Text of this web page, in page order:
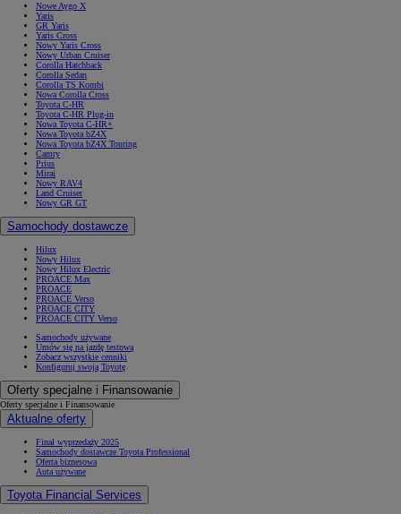
Nowe Aygo X
Yaris
GR Yaris
Yaris Cross
Nowy Yaris Cross
Nowy Urban Cruiser
Corolla Hatchback
Corolla Sedan
Corolla TS Kombi
Nowa Corolla Cross
Toyota C-HR
Toyota C-HR Plug-in
Nowa Toyota C-HR+
Nowa Toyota bZ4X
Nowa Toyota bZ4X Touring
Camry
Prius
Mirai
Nowy RAV4
Land Cruiser
Nowy GR GT
Samochody dostawcze
Hilux
Nowy Hilux
Nowy Hilux Electric
PROACE Max
PROACE
PROACE Verso
PROACE CITY
PROACE CITY Verso
Samochody używane
Umów się na jazdę testową
Zobacz wszystkie cenniki
Konfiguruj swoją Toyotę
Oferty specjalne i Finansowanie
Oferty specjalne i Finansowanie
Aktualne oferty
Finał wyprzedaży 2025
Samochody dostawcze Toyota Professional
Oferta biznesowa
Auta używane
Toyota Financial Services